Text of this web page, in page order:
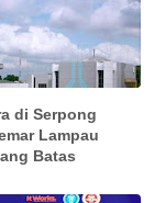
di Serpong
Lampau
Batas